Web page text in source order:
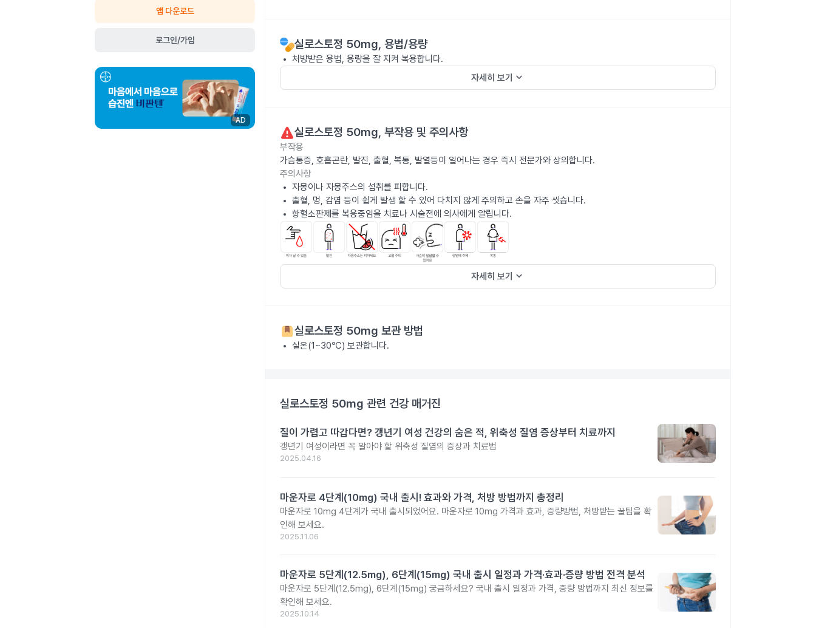
앱 다운로드
로그인/가입
AD
실로스토정 50mg, 용법/용량
처방받은 용법, 용량을 잘 지켜 복용합니다.
자세히 보기 keyboard_arrow_down
실로스토정 50mg, 부작용 및 주의사항
부작용
가슴통증, 호흡곤란, 발진, 출혈, 복통, 발열등이 일어나는 경우 즉시 전문가와 상의합니다.
주의사항
자몽이나 자몽주스의 섭취를 피합니다.
출혈, 멍, 감염 등이 쉽게 발생 할 수 있어 다치지 않게 주의하고 손을 자주 씻습니다.
항혈소판제를 복용중임을 치료나 시술전에 의사에게 알립니다.
자세히 보기 keyboard_arrow_down
실로스토정 50mg 보관 방법
실온(1~30℃) 보관합니다.
실로스토정 50mg 관련 건강 매거진
질이 가렵고 따갑다면? 갱년기 여성 건강의 숨은 적, 위축성 질염 증상부터 치료까지
갱년기 여성이라면 꼭 알아야 할 위축성 질염의 증상과 치료법
2025.04.16
마운자로 4단계(10mg) 국내 출시! 효과와 가격, 처방 방법까지 총정리
마운자로 10mg 4단계가 국내 출시되었어요. 마운자로 10mg 가격과 효과, 증량방법, 처방받는 꿀팁을 확
인해 보세요.
2025.11.06
마운자로 5단계(12.5mg), 6단계(15mg) 국내 출시 일정과 가격·효과·증량 방법 전격 분석
마운자로 5단계(12.5mg), 6단계(15mg) 궁금하세요? 국내 출시 일정과 가격, 증량 방법까지 최신 정보를
확인해 보세요.
2025.10.14